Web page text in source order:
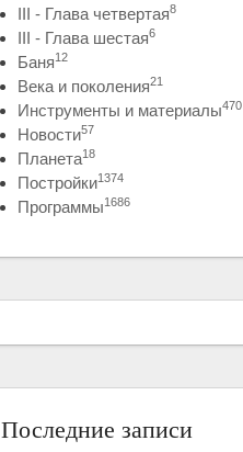
III - Глава четвертая8
III - Глава шестая6
Баня12
Века и поколения21
Инструменты и материалы470
Новости57
Планета18
Постройки1374
Программы1686
Последние записи